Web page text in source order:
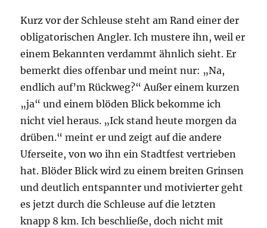
Kurz vor der Schleuse steht am Rand einer der
obligatorischen Angler. Ich mustere ihn, weil er
einem Bekannten verdammt ähnlich sieht. Er
bemerkt dies offenbar und meint nur: „Na,
endlich auf’m Rückweg?“ Außer einem kurzen
„ja“ und einem blöden Blick bekomme ich
nicht viel heraus. „Ick stand heute morgen da
drüben.“ meint er und zeigt auf die andere
Uferseite, von wo ihn ein Stadtfest vertrieben
hat. Blöder Blick wird zu einem breiten Grinsen
und deutlich entspannter und motivierter geht
es jetzt durch die Schleuse auf die letzten
knapp 8 km. Ich beschließe, doch nicht mit